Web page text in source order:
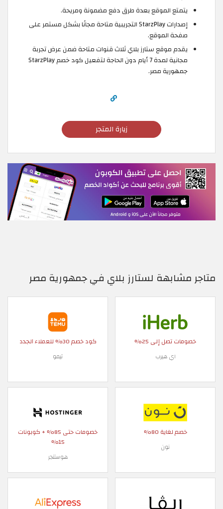
يتمتع الموقع بعدة طرق دفع مضمونة ومريحة.
إصدارات StarzPlay التجريبية متاحة مجانًا بشكل مستمر على
صفحة الموقع.
يقدم موقع ستارز بلاي ثلاث قنوات متاحة ضمن عرض تجربة
مجانية لمدة 7 أيام دون الحاجة لتفعيل كود خصم StarzPlay
جمهورية مصر.
زيارة المتجر
متاجر مشابهة لستارز بلاي في جمهورية مصر
خصومات تصل إلى 25%
اي هيرب
كود خصم 30% للعملاء الجدد
تيمو
خصم لغاية 80%
نون
خصومات حتى 85% + كوبونات
15%
هوستنجر